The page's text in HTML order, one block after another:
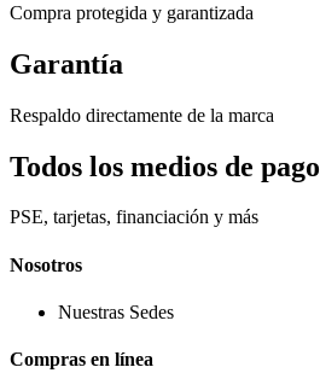
Compra protegida y garantizada
Garantía
Respaldo directamente de la marca
Todos los medios de pago
PSE, tarjetas, financiación y más
Nosotros
Nuestras Sedes
Compras en línea